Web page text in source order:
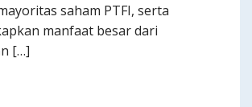
saham PTFI, serta
manfaat besar dari
[…]